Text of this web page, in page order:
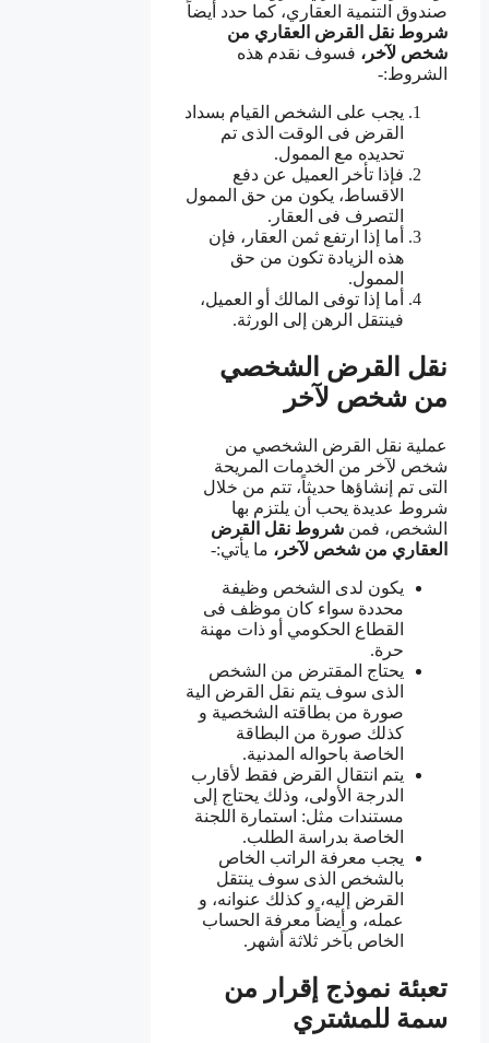
صندوق التنمية العقاري، كما حدد أيضاً
شروط نقل القرض العقاري من
شخص لآخر، فسوف نقدم هذه
الشروط:-
يجب على الشخص القيام بسداد
القرض فى الوقت الذى تم
تحديده مع الممول.
فإذا تأخر العميل عن دفع
الاقساط، يكون من حق الممول
التصرف فى العقار.
أما إذا ارتفع ثمن العقار، فإن
هذه الزيادة تكون من حق
الممول.
أما إذا توفى المالك أو العميل،
فينتقل الرهن إلى الورثة.
نقل القرض الشخصي
من شخص لآخر
عملية نقل القرض الشخصي من
شخص لآخر من الخدمات المريحة
التى تم إنشاؤها حديثاً، تتم من خلال
شروط عديدة يحب أن يلتزم بها
الشخص، فمن شروط نقل القرض
العقاري من شخص لآخر، ما يأتي:-
يكون لدى الشخص وظيفة
محددة سواء كان موظف فى
القطاع الحكومي أو ذات مهنة
حرة.
يحتاج المقترض من الشخص
الذى سوف يتم نقل القرض الية
صورة من بطاقته الشخصية و
كذلك صورة من البطاقة
الخاصة باحواله المدنية.
يتم انتقال القرض فقط لأقارب
الدرجة الأولى، وذلك يحتاج إلى
مستندات مثل: استمارة اللجنة
الخاصة بدراسة الطلب.
يجب معرفة الراتب الخاص
بالشخص الذى سوف ينتقل
القرض إليه، و كذلك عنوانه، و
عمله، و أيضاً معرفة الحساب
الخاص بآخر ثلاثة أشهر.
تعبئة نموذج إقرار من
سمة للمشتري